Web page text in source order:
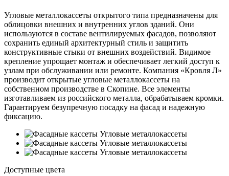
Угловые металлокассеты открытого типа предназначены для
облицовки внешних и внутренних углов зданий. Они
используются в составе вентилируемых фасадов, позволяют
сохранить единый архитектурный стиль и защитить
конструктивные стыки от внешних воздействий. Видимое
крепление упрощает монтаж и обеспечивает легкий доступ к
узлам при обслуживании или ремонте. Компания «Кровля Л»
производит открытые угловые металлокассеты на
собственном производстве в Скопине. Все элементы
изготавливаем из российского металла, обрабатываем кромки.
Гарантируем безупречную посадку на фасад и надежную
фиксацию.
Доступные цвета